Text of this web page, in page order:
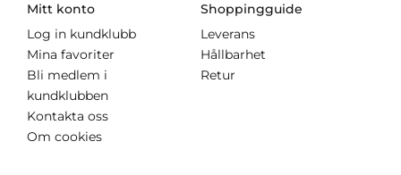
Mitt konto
Log in kundklubb
Mina favoriter
Bli medlem i
kundklubben
Kontakta oss
Om cookies
Shoppingguide
Leverans
Hållbarhet
Retur